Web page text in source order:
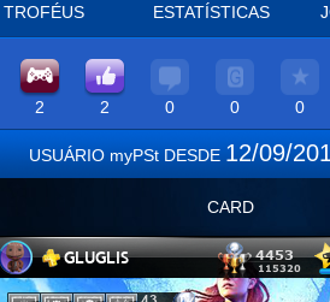
ESTATÍSTICAS
2 2 0 0 0
USUÁRIO myPSt DESDE 12/09/
CARD